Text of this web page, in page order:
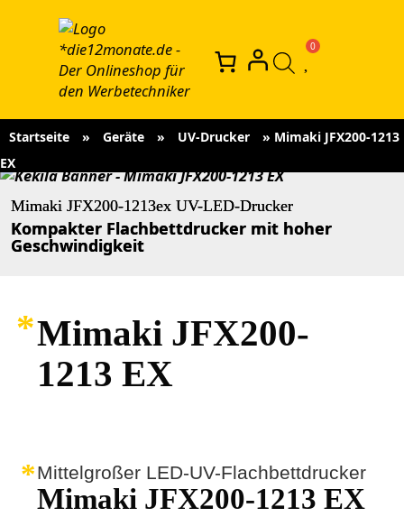
Startseite » Geräte » UV-Drucker » Mimaki JFX200-1213
EX
Mimaki JFX200-1213ex UV-LED-Drucker
Kompakter Flachbettdrucker mit hoher
Geschwindigkeit
Mimaki JFX200-
1213 EX
Mittelgroßer LED-UV-Flachbettdrucker
Mimaki JFX200-1213 EX